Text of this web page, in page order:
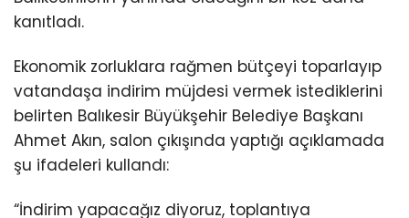
kanıtladı.
Ekonomik zorluklara rağmen bütçeyi toparlayıp
vatandaşa indirim müjdesi vermek istediklerini
belirten Balıkesir Büyükşehir Belediye Başkanı
Ahmet Akın, salon çıkışında yaptığı açıklamada
şu ifadeleri kullandı:
“İndirim yapacağız diyoruz, toplantıya